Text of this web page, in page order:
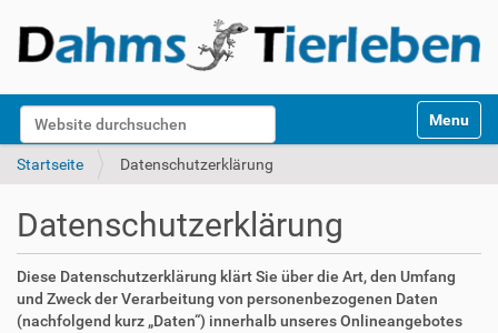
Website durchsuchen
k
Toggle
Startseite Datenschutzerklärung
Datenschutzerklärung
Diese Datenschutzerklärung klärt Sie über die Art, den Umfang
und Zweck der Verarbeitung von personenbezogenen Daten
(nachfolgend kurz „Daten“) innerhalb unseres Onlineangebotes